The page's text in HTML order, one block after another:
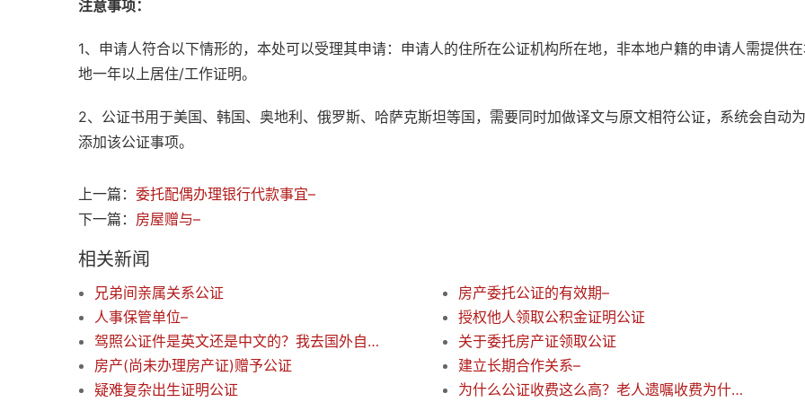
注意事项：
1、申请人符合以下情形的，本处可以受理其申请：申请人的住所在公证机构所在地，非本地户籍的申请人需提供
地一年以上居住/工作证明。
2、公证书用于美国、韩国、奥地利、俄罗斯、哈萨克斯坦等国，需要同时加做译文与原文相符公证，系统会自动
添加该公证事项。
上一篇： 委托配偶办理银行代款事宜–
下一篇： 房屋赠与–
相关新闻
兄弟间亲属关系公证
房产委托公证的有效期–
人事保管单位–
授权他人领取公积金证明公证
驾照公证件是英文还是中文的？我去国外自驾需要的是英文公证件
关于委托房产证领取公证
房产(尚未办理房产证)赠予公证
建立长期合作关系–
疑难复杂出生证明公证
为什么公证收费这么高？老人遗嘱收费为什么不能完全免费？